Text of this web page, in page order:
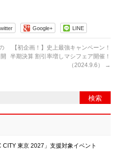
Google+ LINE
【初企画！】史上最強キャンペーン！
半期決算 割引率増しマシフェア開催！
（2024.9.6）
→
東京 2027」支援対象イベント